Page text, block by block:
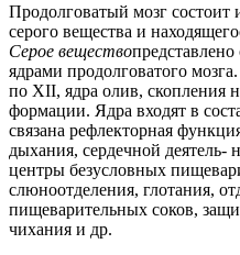
Продолговатый мозг состоит
серого вещества и
Серое вещество
ядрами продолговатого
по XII, ядра олив, скопления
формации. Ядра входят в
связана рефлекторная
дыхания, сердечной деятель-
центры безусловных
слюноотделения, глотания,
пищеварительных соков,
чихания и др.